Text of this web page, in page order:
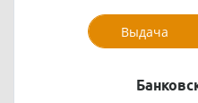
Выдача